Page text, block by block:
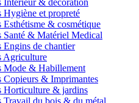
Hygiène et propreté
Esthétisme & cosmétique
Santé & Matériel Medical
Engins de chantier
Agriculture
Mode & Habillement
Copieurs & Imprimantes
Horticulture & jardins
Travail du bois & du métal